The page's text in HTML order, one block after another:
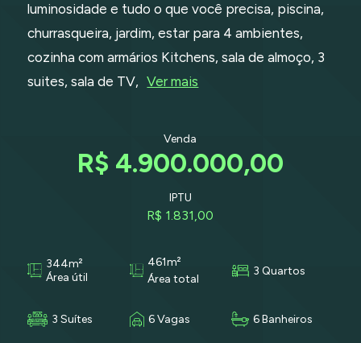
luminosidade e tudo o que você precisa, piscina,
churrasqueira, jardim, estar para 4 ambientes,
cozinha com armários Kitchens, sala de almoço, 3
suites, sala de TV, Ver mais
Venda
R$ 4.900.000,00
IPTU
R$ 1.831,00
344m²
Área útil
461m²
Área total
3 Quartos
3 Suítes 6 Vagas 6 Banheiros